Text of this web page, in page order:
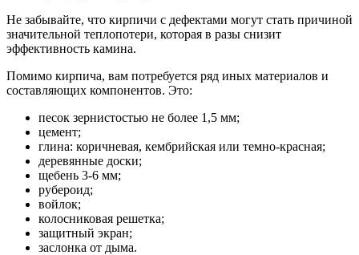
Не забывайте, что кирпичи с дефектами могут стать причиной
значительной теплопотери, которая в разы снизит
эффективность камина.
Помимо кирпича, вам потребуется ряд иных материалов и
составляющих компонентов. Это:
песок зернистостью не более 1,5 мм;
цемент;
глина: коричневая, кембрийская или темно-красная;
деревянные доски;
щебень 3-6 мм;
рубероид;
войлок;
колосниковая решетка;
защитный экран;
заслонка от дыма.